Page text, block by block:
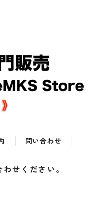
問い合わせ
せください。